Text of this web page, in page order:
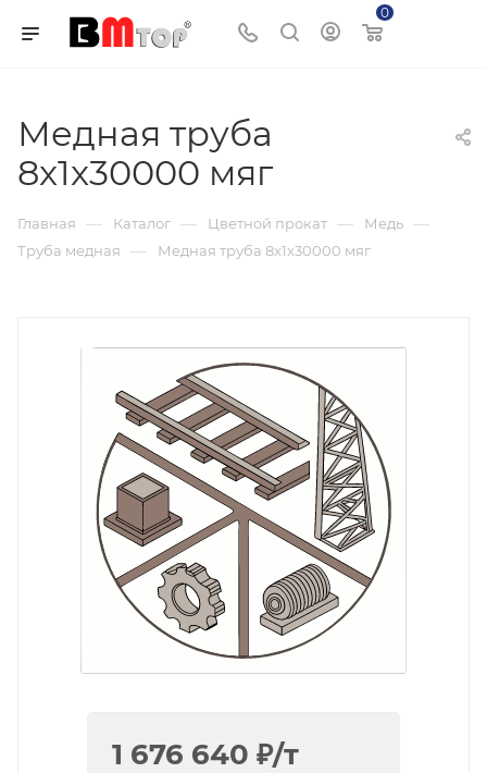
0
Медная труба
8x1x30000 мяг
Главная — Каталог — Цветной прокат — Медь —
Труба медная — Медная труба 8x1x30000 мяг
1 676 640 ₽/т